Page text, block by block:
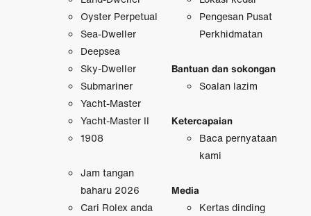
Oyster Perpetual
Sea-Dweller
Deepsea
Sky-Dweller
Submariner
Yacht-Master
Yacht-Master II
1908
Jam tangan
baharu 2026
Cari Rolex anda
Pengesan Pusat
Perkhidmatan
Bantuan dan sokongan
Soalan lazim
Ketercapaian
Baca pernyataan
kami
Media
Kertas dinding